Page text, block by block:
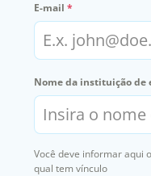
E-mail *
Nome da instituição de
Você deve informar aqui
qual tem vínculo